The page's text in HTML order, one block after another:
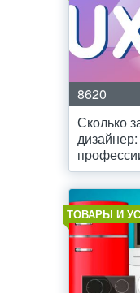
8620
Сколько
ТОВАРЫ И